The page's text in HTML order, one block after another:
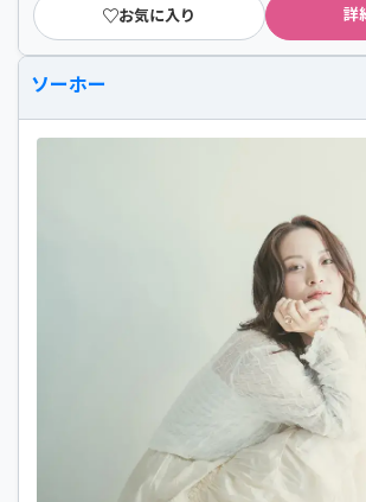
お気に入り 詳
ソーホー